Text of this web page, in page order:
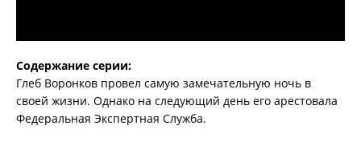
Содержание серии:
Глеб Воронков провел самую замечательную ночь в
своей жизни. Однако на следующий день его арестовала
Федеральная Экспертная Служба.